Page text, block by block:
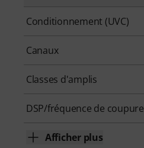
Conditionnement (UVC)
Canaux
Classes d'amplis
DSP/fréquence de coupure
Afficher plus